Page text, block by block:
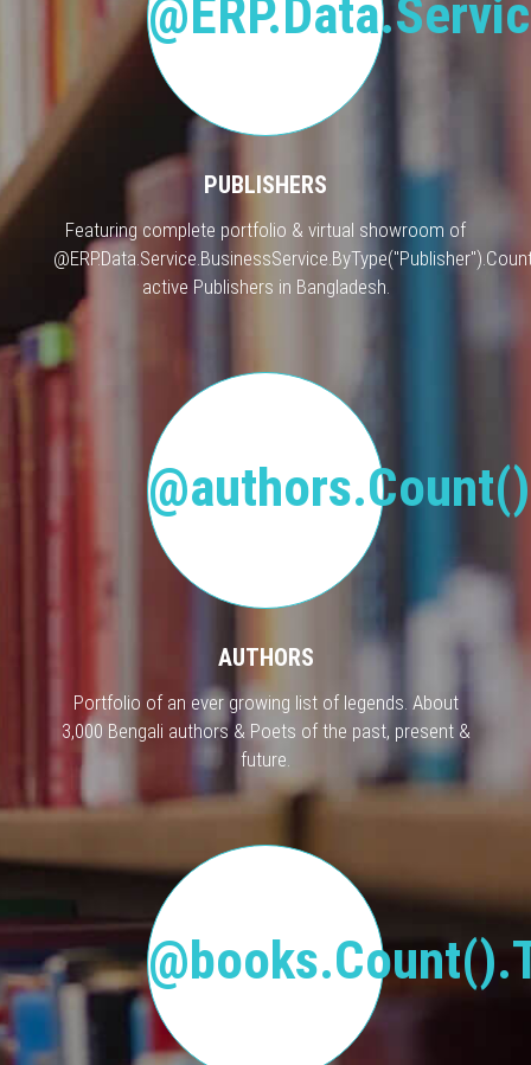
PUBLISHERS
Featuring complete portfolio & virtual showroom of
active Publishers in Bangladesh.
AUTHORS
Portfolio of an ever growing list of legends. About
3,000 Bengali authors & Poets of the past, present &
future.